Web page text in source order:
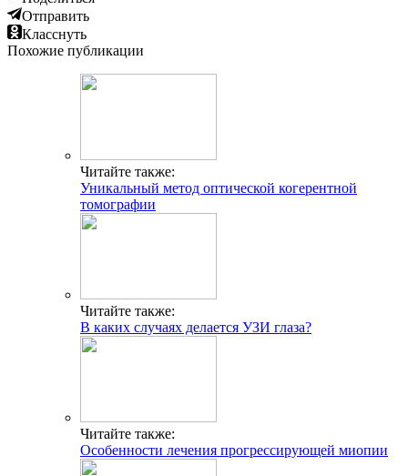
Отправить
Класснуть
Похожие публикации
Читайте также:
Уникальный метод оптической когерентной
томографии
Читайте также:
В каких случаях делается УЗИ глаза?
Читайте также:
Особенности лечения прогрессирующей миопии